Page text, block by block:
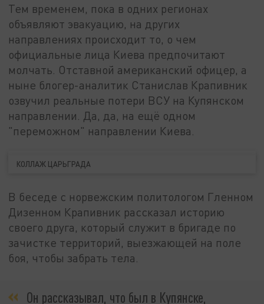
Тем временем, пока в одних регионах
объявляют эвакуацию, на других
направлениях происходит то, о чем
официальные лица Киева предпочитают
молчать. Отставной американский офицер, а
ныне блогер-аналитик Станислав Крапивник
озвучил реальные потери ВСУ на Купянском
направлении. Да, да, на ещё одном
"переможном" направлении Киева.
КОЛЛАЖ ЦАРЬГРАДА
В беседе с норвежским политологом Гленном
Дизенном Крапивник рассказал историю
своего друга, который служит в бригаде по
зачистке территорий, выезжающей на поле
боя, чтобы забрать тела.
Он рассказывал, что был в Купянске,